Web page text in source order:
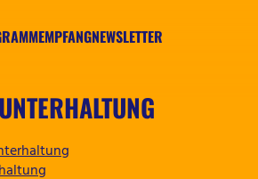
EMPFANGNEWSLETTER